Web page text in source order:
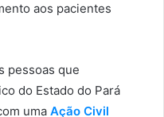
aos pacientes
pessoas que
do Estado do Pará
uma Ação Civil